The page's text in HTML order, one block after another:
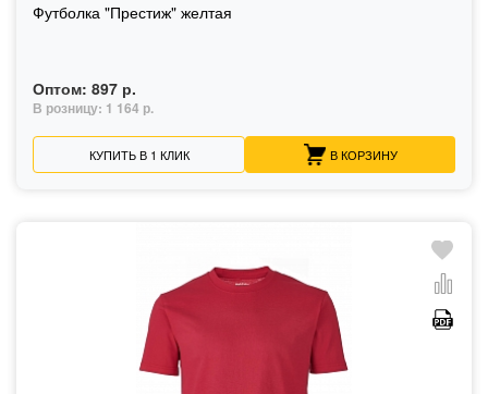
Футболка "Престиж" желтая
Оптом: 897 р.
В розницу: 1 164 р.
КУПИТЬ В 1 КЛИК В КОРЗИНУ